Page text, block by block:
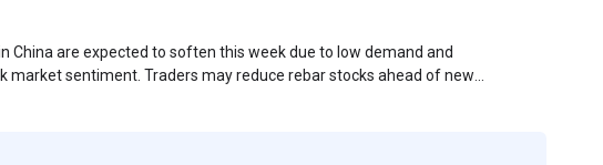
China are expected to soften this week due to low demand and
market sentiment. Traders may reduce rebar stocks ahead of new